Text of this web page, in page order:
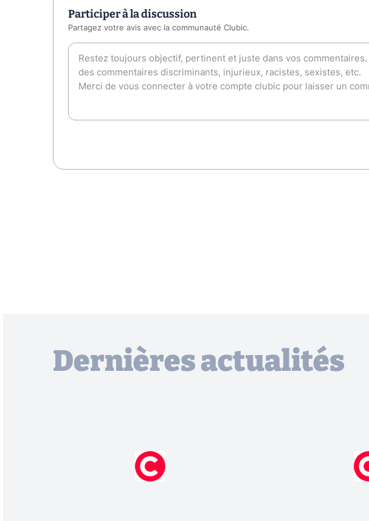
Participer à la discussion
Partagez votre avis avec la communauté Clubic.
Dernières actualités